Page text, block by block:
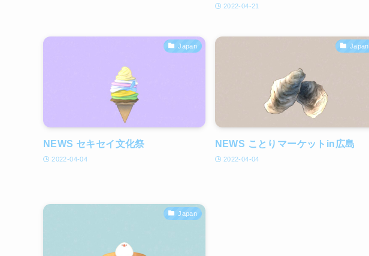
2022-04-21
Japan
NEWS セキセイ文化祭
2022-04-04
Japan
NEWS ことりマーケットin広島
2022-04-04
Japan